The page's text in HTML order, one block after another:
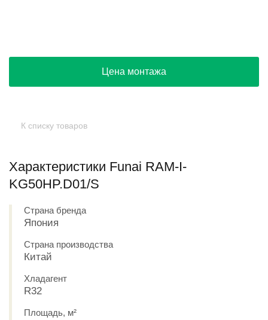
Цена монтажа
К списку товаров
Характеристики Funai RAM-I-
KG50HP.D01/S
Страна бренда
Япония
Страна производства
Китай
Хладагент
R32
Площадь, м²